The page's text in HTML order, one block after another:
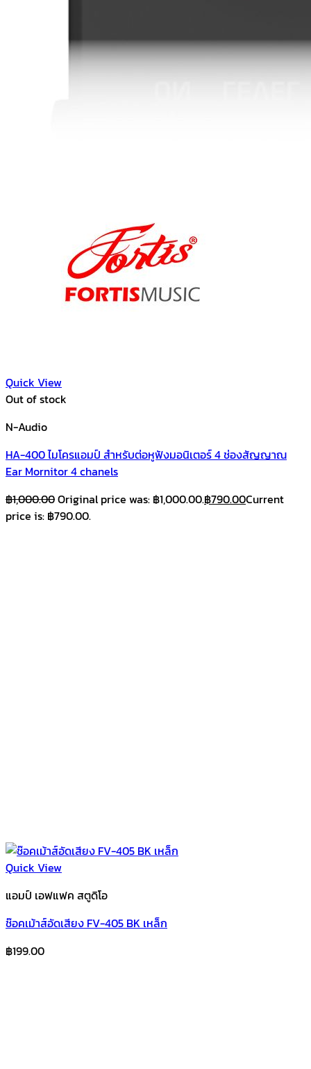
Quick View
Out of stock
N-Audio
HA-400 ไมโครแอมป์ สำหรับต่อหูฟังมอนิเตอร์ 4 ช่องสัญญาณ
Ear Mornitor 4 chanels
฿1,000.00Original price was: ฿1,000.00.฿790.00Current
price is: ฿790.00.
Quick View
แอมป์ เอฟแฟค สตูดิโอ
ช๊อคเม้าส์อัดเสียง FV-405 BK เหล็ก
฿199.00